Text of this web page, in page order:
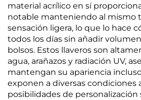
material acrílico en sí
notable manteniendo al mismo
sensación ligera, lo que lo hace
todos los días sin añadir
bolsos. Estos llaveros son
agua, arañazos y radiación UV,
mantengan su apariencia
exponen a diversas condiciones
posibilidades de